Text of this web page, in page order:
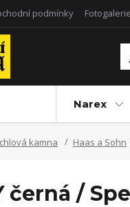
podmínky Fotogalerie
Narex
kamna Haas a Sohn
černá /